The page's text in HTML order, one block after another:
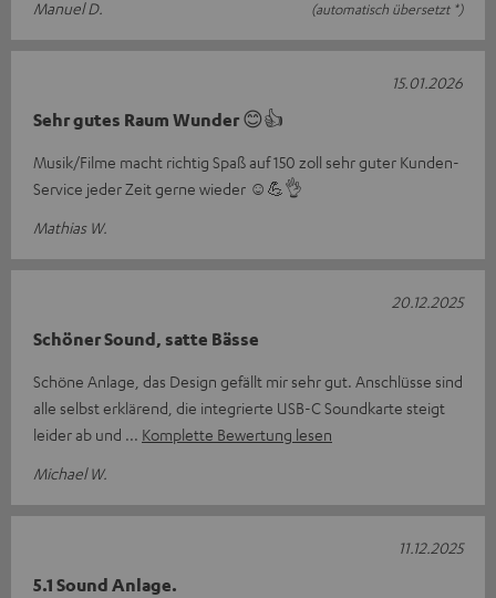
Manuel D.
(automatisch übersetzt *)
Sehr gutes Raum Wunder 😊👍
Musik/Filme macht richtig Spaß auf 150 zoll sehr guter Kunden-
Service jeder Zeit gerne wieder ☺️💪👌
Mathias W.
15.01.2026
Schöner Sound, satte Bässe
Schöne Anlage, das Design gefällt mir sehr gut. Anschlüsse sind
alle selbst erklärend, die integrierte USB-C Soundkarte steigt
leider ab und
Komplette Bewertung lesen
Michael W.
20.12.2025
5.1 Sound Anlage.
11.12.2025